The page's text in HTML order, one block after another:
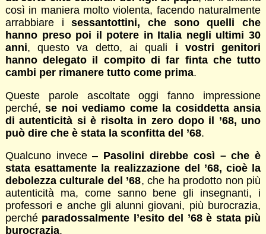
così in maniera molto violenta, facendo naturalmente
arrabbiare isessantottini, che sono quelli che
hanno preso poi il potere in Italia negli ultimi 30
anni, questo va detto, ai quali i vostri genitori
hanno delegato il compito di far finta che tutto
cambi per rimanere tutto come prima.
Queste parole ascoltate oggi fanno impressione
perché,se noi vediamo come la cosiddetta ansia
di autenticità si è risolta in zero dopo il ’68, uno
può dire che è stata la sconfitta del ’68.
Qualcuno invece – Pasolini direbbe così – che è
stata esattamente la realizzazione del ’68, cioè la
debolezza culturale del ’68, che ha prodotto non più
autenticità ma, come sanno bene gli insegnanti, i
professori e anche gli alunni giovani, più burocrazia,
perché paradossalmente l’esito del ’68 è stata più
burocrazia.